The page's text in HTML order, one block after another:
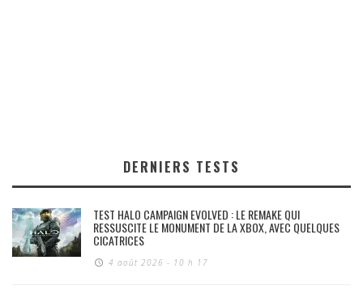
DERNIERS TESTS
TEST HALO CAMPAIGN EVOLVED : LE REMAKE QUI
RESSUSCITE LE MONUMENT DE LA XBOX, AVEC QUELQUES
CICATRICES
4 août 2026 - 10 h 17